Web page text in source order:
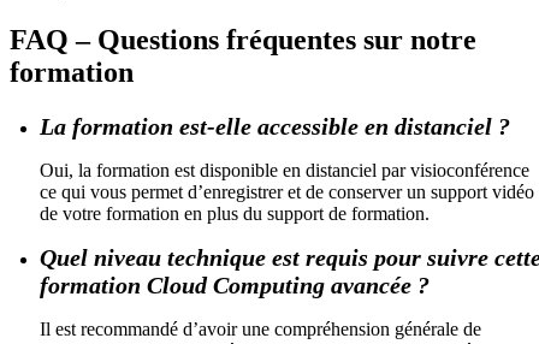
FAQ – Questions fréquentes sur notre
formation
La formation est-elle accessible en distanciel ?
Oui, la formation est disponible en distanciel par visioconférence
ce qui vous permet d’enregistrer et de conserver un support vidéo
de votre formation en plus du support de formation.
Quel niveau technique est requis pour suivre
formation Cloud Computing avancée ?
Il est recommandé d’avoir une compréhension générale de